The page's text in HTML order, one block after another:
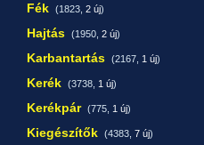
Fék (1823, 2 új)
Hajtás (1950, 2 új)
Karbantartás (2167, 1 új)
Kerék (3738, 1 új)
Kerékpár (775, 1 új)
Kiegészítők (4383, 7 új)